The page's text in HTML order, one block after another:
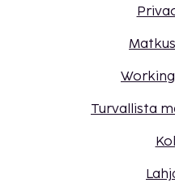
Turvallista